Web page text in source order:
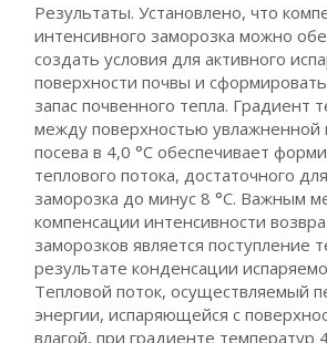
Результаты. Установлено, что
интенсивного заморозка можно
создать условия для активного
поверхности почвы и
запас почвенного тепла. Градиент
между поверхностью увлажненной
посева в 4,0 °С обеспечивает
теплового потока, достаточного
заморозка до минус 8 °С. Важным
компенсации интенсивности
заморозков является поступление
результате конденсации
Тепловой поток, осуществляемый
энергии, испаряющейся с
влагой, при градиенте температур